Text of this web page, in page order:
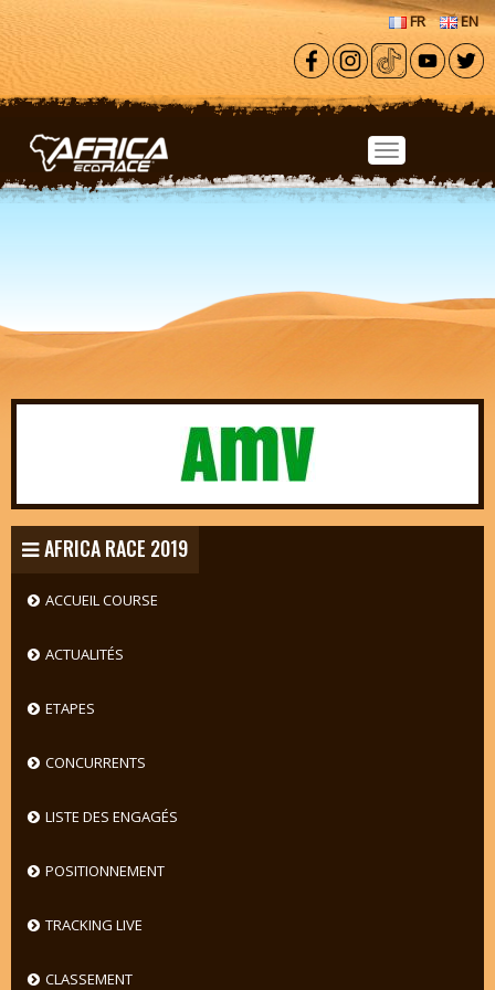
Aller au contenu principal
FR EN
AFRICA RACE 2019
ACCUEIL COURSE
ACTUALITÉS
ETAPES
CONCURRENTS
LISTE DES ENGAGÉS
POSITIONNEMENT
TRACKING LIVE
CLASSEMENT